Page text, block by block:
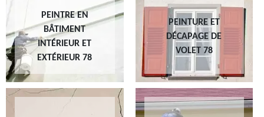
PEINTRE EN
BÂTIMENT
INTÉRIEUR ET
EXTÉRIEUR 78
PEINTURE ET
DÉCAPAGE DE
VOLET 78